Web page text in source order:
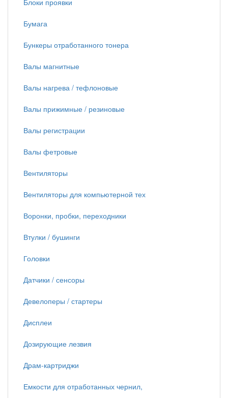
Блоки проявки
Бумага
Бункеры отработанного тонера
Валы магнитные
Валы нагрева / тефлоновые
Валы прижимные / резиновые
Валы регистрации
Валы фетровые
Вентиляторы
Вентиляторы для компьютерной тех
Воронки, пробки, переходники
Втулки / бушинги
Головки
Датчики / сенсоры
Девелоперы / стартеры
Дисплеи
Дозирующие лезвия
Драм-картриджи
Емкости для отработанных чернил,